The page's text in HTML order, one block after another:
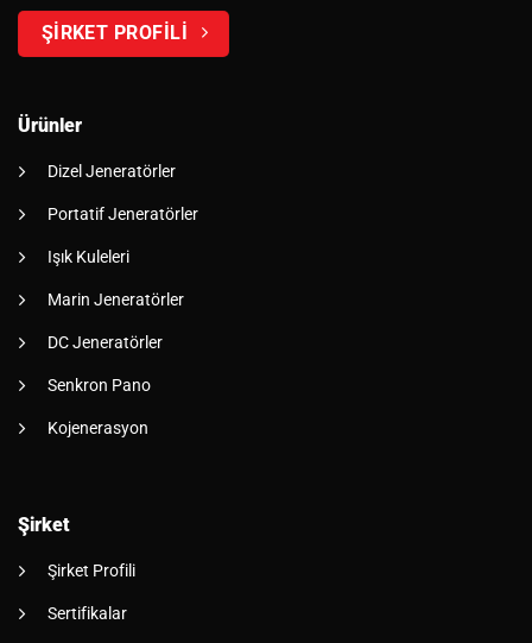
ŞİRKET PROFİLİ
Ürünler
Dizel Jeneratörler
Portatif Jeneratörler
Işık Kuleleri
Marin Jeneratörler
DC Jeneratörler
Senkron Pano
Kojenerasyon
Şirket
Şirket Profili
Sertifikalar